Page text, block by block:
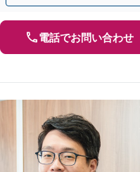
電話でお問い合わせ